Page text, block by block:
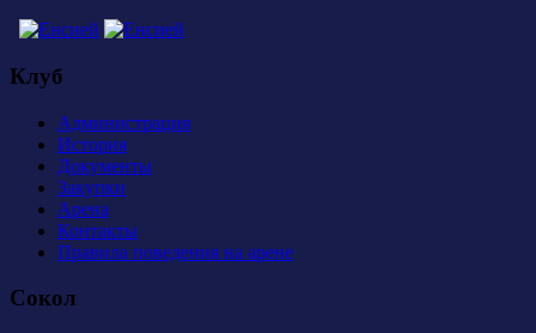
Клуб
Администрация
История
Документы
Закупки
Арена
Контакты
Правила поведения на арене
Сокол